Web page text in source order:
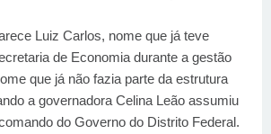
Luiz Carlos, nome que já teve
de Economia durante a gestão
que já não fazia parte da estrutura
a governadora Celina Leão assumiu
do Governo do Distrito Federal.